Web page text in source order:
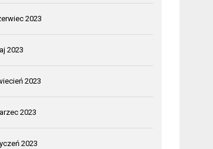
2023
2023
2023
2023
2023